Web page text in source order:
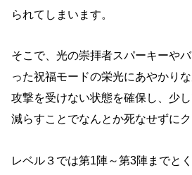
られてしまいます。
そこで、光の崇拝者スパーキーや
った祝福モードの栄光にあやかり
攻撃を受けない状態を確保し、少
減らすことでなんとか死なせずにク
レベル３では第1陣～第3陣までと